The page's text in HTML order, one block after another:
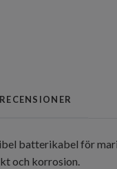
RECENSIONER
batterikabel för
och korrosion.